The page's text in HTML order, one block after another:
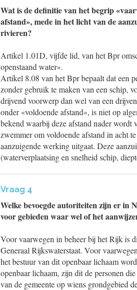
Wat is de definitie van het begrip
afstand», mede in het licht van de
rivieren?
Artikel 1.01D, vijfde lid, van het Bpr
openstaand water».
Artikel 8.08 van het Bpr bepaalt dat een
zonder gebruik te maken van een schip,
drijvend voorwerp dan wel van een
onder «voldoende afstand», is niet op
bekend waarbij deze afstand nader
zwemmer om voldoende afstand in acht
aanzuigende werking uitgaat. Deze
(waterverplaatsing en snelheid schip,
Vraag 4
Welke bevoegde autoriteiten zijn er in
voor gebieden waar wel of het
Voor vaarwegen in beheer bij het Rijk is
Generaal Rijkswaterstaat. Voor
het bestuur van dit openbaar lichaam
openbaar lichaam, zijn dit de personen
van de gemeente op wiens grondgebied